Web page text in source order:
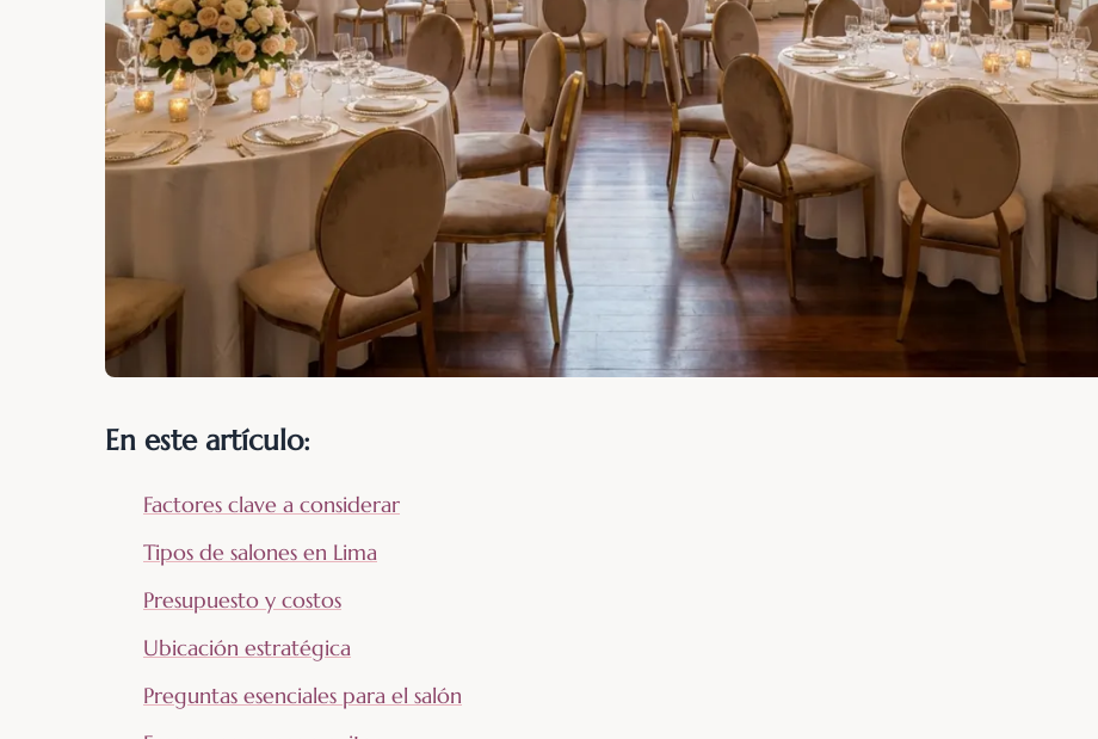
En este artículo:
Factores clave a considerar
Tipos de salones en Lima
Presupuesto y costos
Ubicación estratégica
Preguntas esenciales para el salón